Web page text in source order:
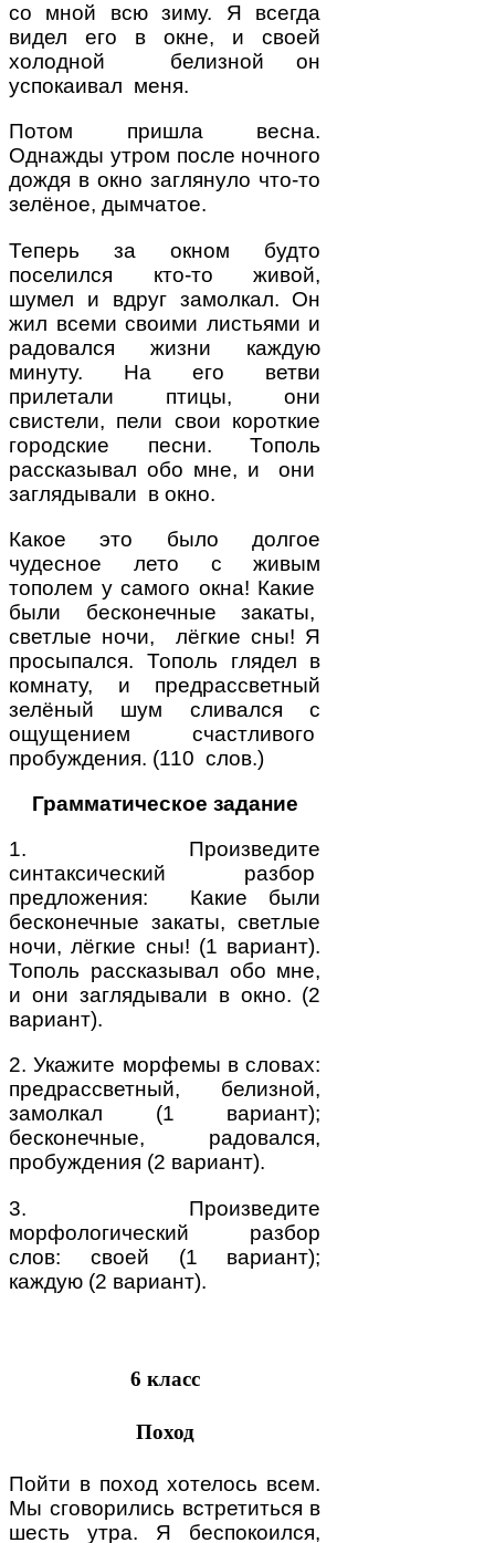
со мной всю зиму. Я всегда
видел его в окне, и своей
холодной белизной он
успокаивал меня.
Потом пришла весна.
Однажды утром после ночного
дождя в окно заглянуло что-то
зелёное, дымчатое.
Теперь за окном будто
поселился кто-то живой,
шумел и вдруг замолкал. Он
жил всеми своими листьями и
радовался жизни каждую
минуту. На его ветви
прилетали птицы, они
свистели, пели свои короткие
городские песни. Тополь
рассказывал обо мне, и они
заглядывали в окно.
Какое это было долгое
чудесное лето с живым
тополем у самого окна! Какие
были бесконечные закаты,
светлые ночи, лёгкие сны! Я
просыпался. Тополь глядел в
комнату, и предрассветный
зелёный шум сливался с
ощущением счастливого
пробуждения. (110 слов.)
Грамматическое задание
1. Произведите
синтаксический разбор
предложения: Какие были
бесконечные закаты, светлые
ночи, лёгкие сны! (1 вариант).
Тополь рассказывал обо мне,
и они заглядывали в окно. (2
вариант).
2. Укажите морфемы в словах:
предрассветный, белизной,
замолкал (1 вариант);
бесконечные, радовался,
пробуждения (2 вариант).
3. Произведите
морфологический разбор
слов: своей (1 вариант);
каждую (2 вариант).
6 класс
Поход
Пойти в поход хотелось всем.
Мы сговорились встретиться в
шесть утра. Я беспокоился,